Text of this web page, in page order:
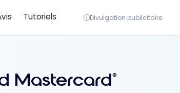
Tutoriels Divulgation publicitaire
Mastercard®